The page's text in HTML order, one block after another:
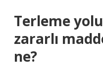
Terleme
zararlı
ne?